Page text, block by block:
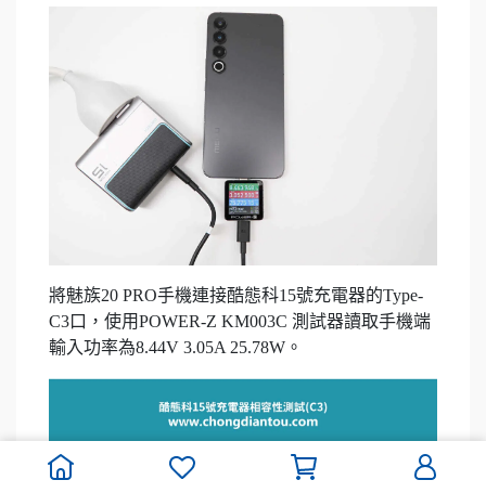
將魅族20 PRO手機連接酷態科15號充電器的Type-
C3口，使用POWER-Z KM003C 測試器讀取手機端
輸入功率為8.44V 3.05A 25.78W。